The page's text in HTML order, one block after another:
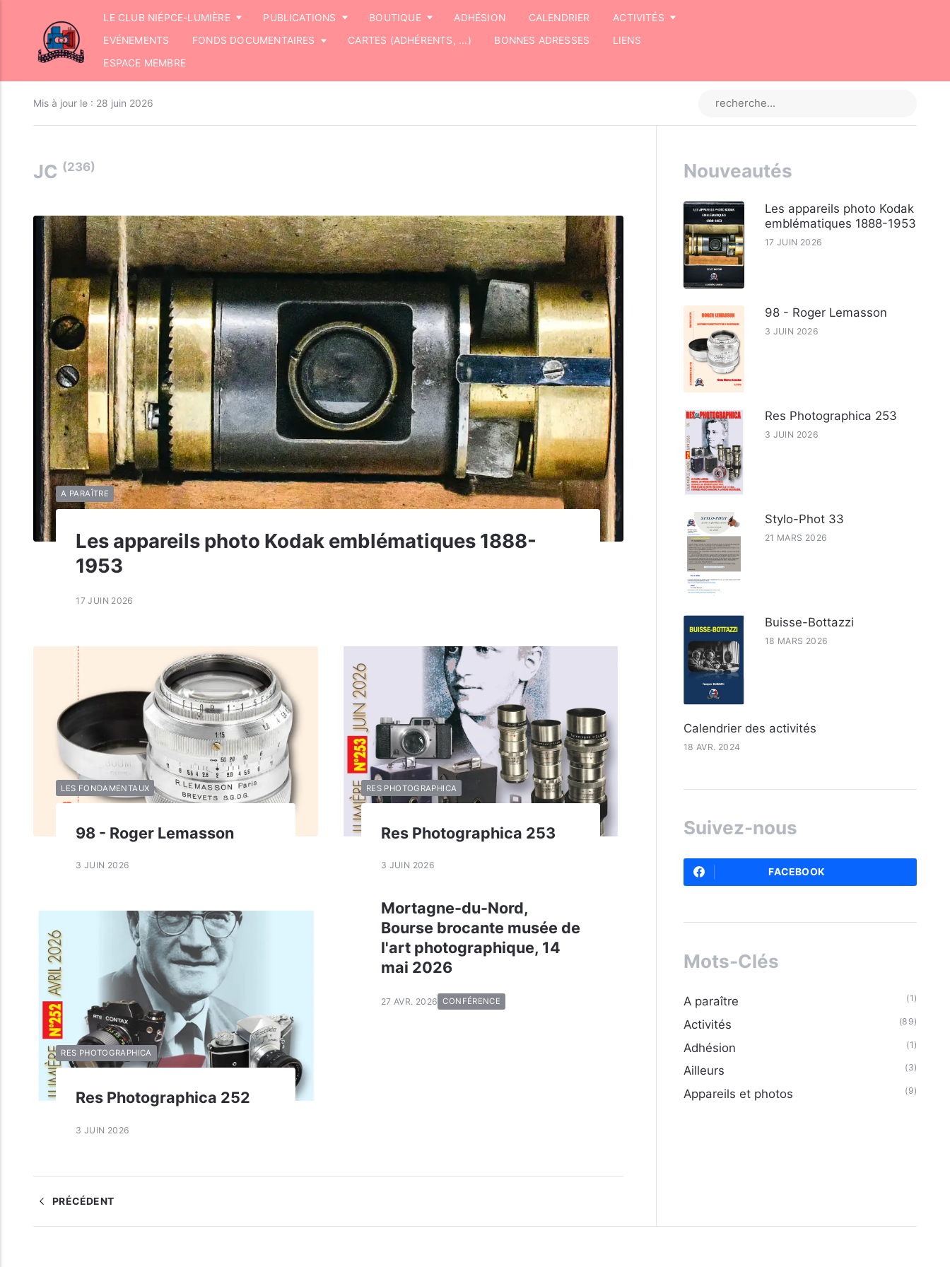
LE CLUB NIÉPCE-LUMIÈRE PUBLICATIONS BOUTIQUE ADHÉSION CALENDRIER ACTIVITÉS
EVÉNEMENTS FONDS DOCUMENTAIRES CARTES (ADHÉRENTS, ...) BONNES ADRESSES LIENS
ESPACE MEMBRE
Mis à jour le : 28 juin 2026
JC (236)
Les appareils photo Kodak emblématiques 1888-
1953
17 JUIN 2026
A PARAÎTRE
98 - Roger Lemasson
3 JUIN 2026
LES FONDAMENTAUX
Res Photographica 253
3 JUIN 2026
RES PHOTOGRAPHICA
Res Photographica 252
3 JUIN 2026
RES PHOTOGRAPHICA
Mortagne-du-Nord,
Bourse brocante musée de
l'art photographique, 14
mai 2026
27 AVR. 2026 CONFÉRENCE
PRÉCÉDENT
Nouveautés
Les appareils photo Kodak
emblématiques 1888-1953
17 JUIN 2026
98 - Roger Lemasson
3 JUIN 2026
Res Photographica 253
3 JUIN 2026
Stylo-Phot 33
21 MARS 2026
Buisse-Bottazzi
18 MARS 2026
Calendrier des activités
18 AVR. 2024
Suivez-nous
FACEBOOK
Mots-Clés
A paraître (1)
Activités (89)
Adhésion (1)
Ailleurs (3)
Appareils et photos (9)